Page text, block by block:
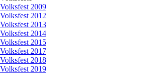
Volksfest 2009
Volksfest 2012
Volksfest 2013
Volksfest 2014
Volksfest 2015
Volksfest 2017
Volksfest 2018
Volksfest 2019